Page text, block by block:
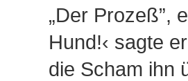
„Der Prozeß”,
Hund!‹ sagte
die Scham ihn